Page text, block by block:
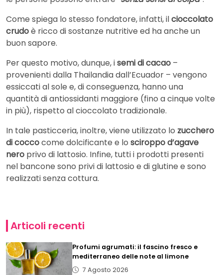
Come spiega lo stesso fondatore, infatti, ilcioccolato
crudoè ricco di sostanze nutritive ed ha anche un
buon sapore.
Per questo motivo, dunque, isemi di cacao –
provenienti dalla Thailandia dall’Ecuador – vengono
essiccati al sole e, di conseguenza, hanno una
quantità di antiossidanti maggiore (fino a cinque volte
in più), rispetto al cioccolato tradizionale.
In tale pasticceria, inoltre, viene utilizzato lo zucchero
di coccocome dolcificante e lo sciroppo d’agave
nero privo di lattosio. Infine, tutti i prodotti presenti
nel bancone sono privi di lattosio e di glutine e sono
realizzati senza cottura.
Articoli recenti
Profumi agrumati: il fascino fresco e
mediterraneo delle note al limone
7 Agosto 2026